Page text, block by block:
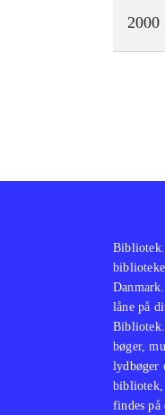
2000
låne på
bøger,
lydbøger
bibliotek,
findes på